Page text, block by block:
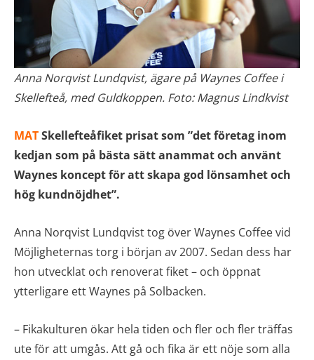
Anna Norqvist Lundqvist, ägare på Waynes Coffee i
Skellefteå, med Guldkoppen. Foto: Magnus Lindkvist
MATSkellefteåfiket prisat som ”det företag inom
kedjan som på bästa sätt anammat och använt
Waynes koncept för att skapa god lönsamhet och
hög kundnöjdhet”.
Anna Norqvist Lundqvist tog över Waynes Coffee vid
Möjligheternas torg i början av 2007. Sedan dess har
hon utvecklat och renoverat fiket – och öppnat
ytterligare ett Waynes på Solbacken.
– Fikakulturen ökar hela tiden och fler och fler träffas
ute för att umgås. Att gå och fika är ett nöje som alla